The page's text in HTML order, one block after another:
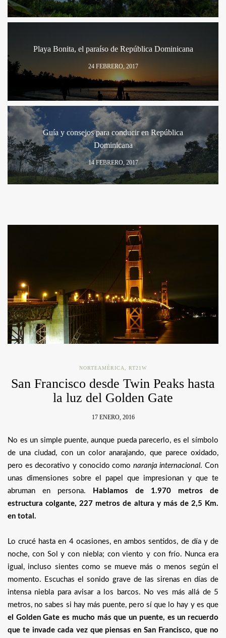
Playa Bonita, el paraíso de República Dominicana
24 FEBRERO, 2017
Guía y consejos para conducir en República
Dominicana
14 FEBRERO, 2017
NORTEAMÉRICA RT21W
San Francisco desde Twin Peaks hasta
la luz del Golden Gate
17 ENERO, 2016
No es un simple puente, aunque pueda parecerlo, es el símbolo
de una ciudad, con un color anarajando, que parece oxidado,
pero es decorativo y conocido como naranja internacional. Con
unas dimensiones sobre el papel que impresionan y que te
abruman en persona.
Hablamos de 1.970 metros de
estructura colgante, 227 metros de altura y más de 2,5 Km.
en total.
Lo crucé hasta en 4 ocasiones, en ambos sentidos, de día y de
noche, con Sol y con niebla; con viento y con frío. Nunca era
igual, incluso sientes como se mueve más o menos según el
momento. Escuchas el sonido grave de las sirenas en días de
intensa niebla para avisar a los barcos. No ves más allá de 5
metros, no sabes si hay más puente, pero sí que lo hay y es que
el Golden Gate es mucho más que un puente, es un recuerdo
que te invade cada vez que piensas en San Francisco, que no